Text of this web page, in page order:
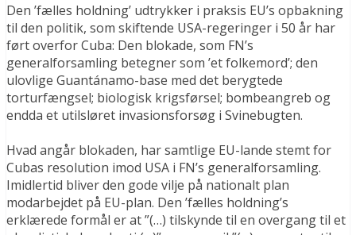
Den ’fælles holdning’ udtrykker i praksis EU’s opbakning
til den politik, som skiftende USA-regeringer i 50 år har
ført overfor Cuba: Den blokade, som FN’s
generalforsamling betegner som ’et folkemord’; den
ulovlige Guantánamo-base med det berygtede
torturfængsel; biologisk krigsførsel; bombeangreb og
endda et utilsløret invasionsforsøg i Svinebugten.
Hvad angår blokaden, har samtlige EU-lande stemt for
Cubas resolution imod USA i FN’s generalforsamling.
Imidlertid bliver den gode vilje på nationalt plan
modarbejdet på EU-plan. Den ’fælles holdning’s
erklærede formål er at ”(…) tilskynde til en overgang til et